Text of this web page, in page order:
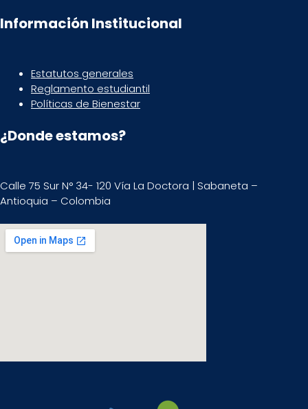
Información Institucional
Estatutos generales
Reglamento estudiantil
Políticas de Bienestar
¿Donde estamos?
Calle 75 Sur N° 34- 120 Vía La Doctora | Sabaneta –
Antioquia – Colombia